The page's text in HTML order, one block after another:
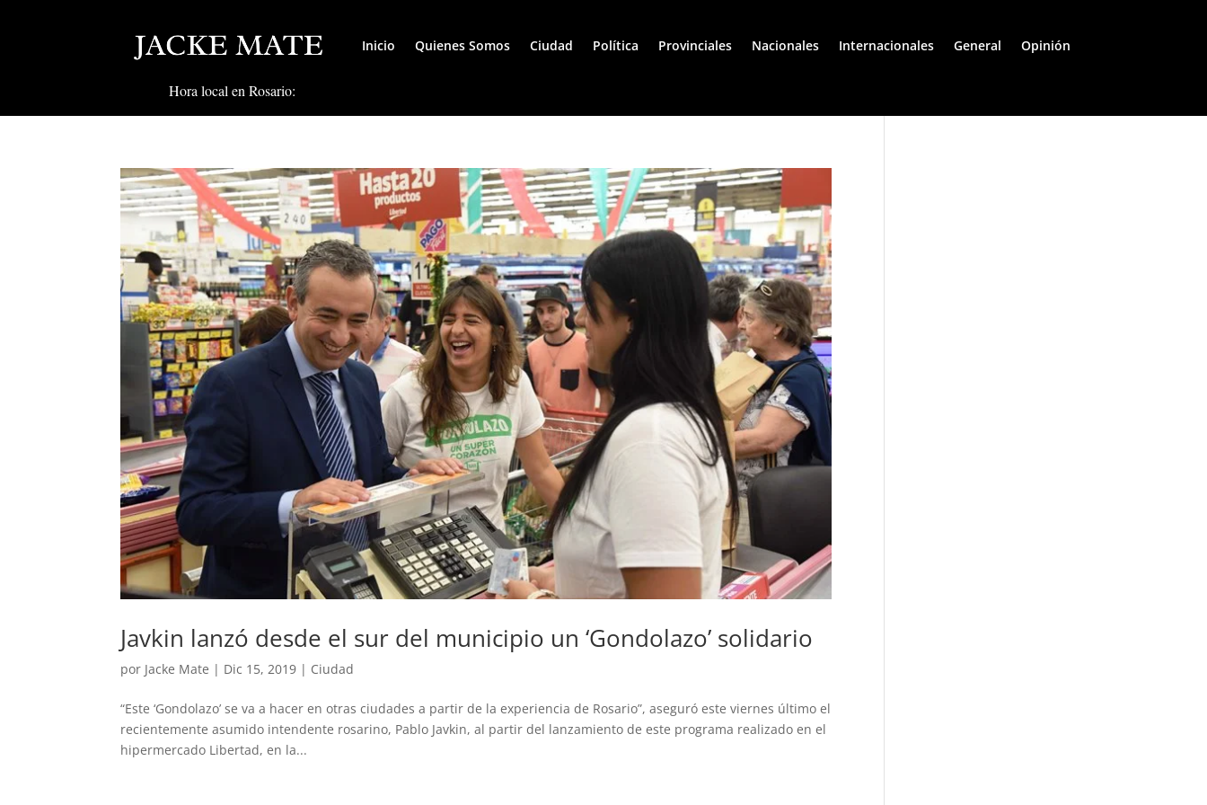
Inicio Quienes Somos Ciudad Política Provinciales Nacionales Internacionales General Opinión
Hora local en Rosario:
Javkin lanzó desde el sur del municipio un ‘Gondolazo’ solidario
por Jacke Mate | Dic 15, 2019 | Ciudad
“Este ‘Gondolazo’ se va a hacer en otras ciudades a partir de la experiencia de Rosario”, aseguró este viernes último el
recientemente asumido intendente rosarino, Pablo Javkin, al partir del lanzamiento de este programa realizado en el
hipermercado Libertad, en la...